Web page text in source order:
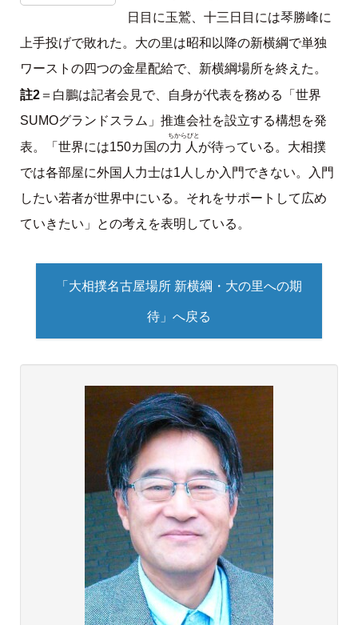
日目に玉鷲、十三日目には琴勝峰に
上手投げで敗れた。大の里は昭和以降の新横綱で単独
ワーストの四つの金星配給で、新横綱場所を終えた。
註2＝白鵬は記者会見で、自身が代表を務める「世界
SUMOグランドスラム」推進会社を設立する構想を発
表。「世界には150カ国の力人
ちからびと
が待っている。大相撲
では各部屋に外国人力士は1人しか入門できない。入門
したい若者が世界中にいる。それをサポートして広め
ていきたい」との考えを表明している。
「大相撲名古屋場所 新横綱・大の里への期
待」へ戻る